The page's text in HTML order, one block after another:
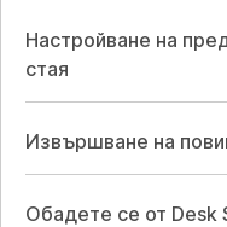
Настройване на
стая
Извършване на
Обадете се от Desk